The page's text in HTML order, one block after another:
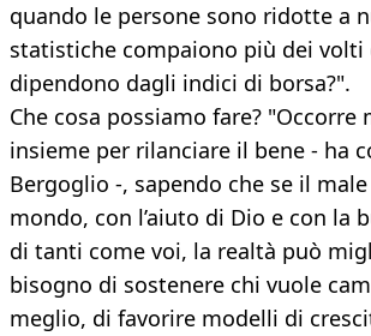
quando le persone sono ridotte a
statistiche compaiono più dei volti
dipendono dagli indici di borsa?".
Che cosa possiamo fare? "Occorre
insieme per rilanciare il bene - ha
Bergoglio -, sapendo che se il
mondo, con l’aiuto di Dio e con la
di tanti come voi, la realtà può
bisogno di sostenere chi vuole
meglio, di favorire modelli di